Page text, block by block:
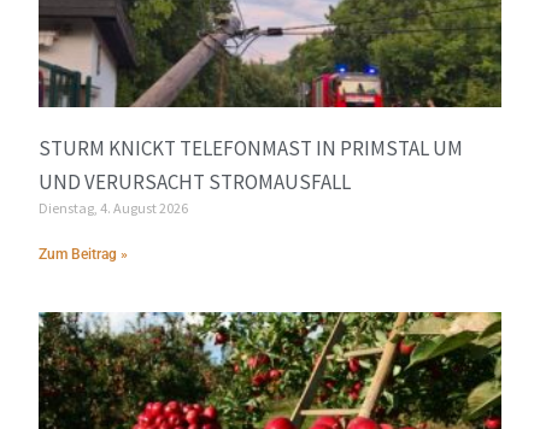
STURM KNICKT TELEFONMAST IN PRIMSTAL UM
UND VERURSACHT STROMAUSFALL
Dienstag, 4. August 2026
Zum Beitrag »